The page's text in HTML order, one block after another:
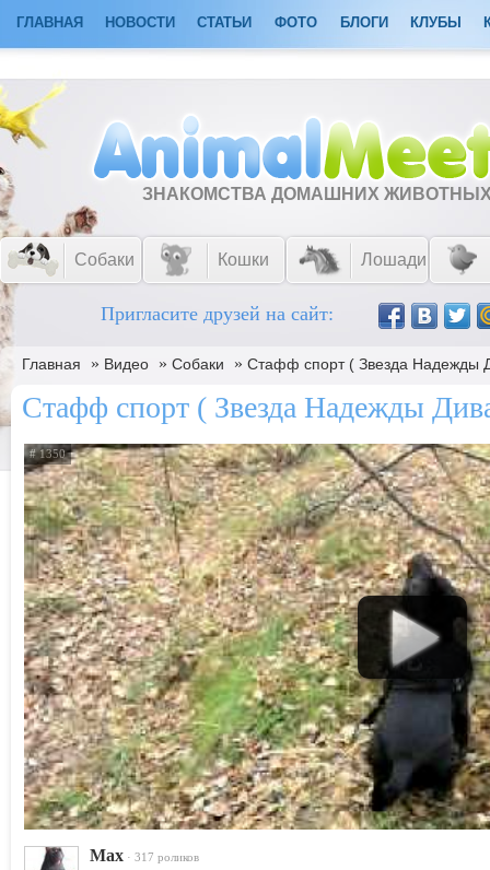
ГЛАВНАЯ НОВОСТИ СТАТЬИ ФОТО БЛОГИ КЛУБЫ
ЗНАКОМСТВА ДОМАШНИХ
Собаки Кошки Лошади
Пригласите друзей на сайт:
Главная » Видео » Собаки » Стафф спорт ( Звезда Надежды
Стафф спорт ( Звезда Надежды
# 1350
Max · 317 роликов